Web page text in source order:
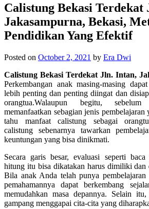
Calistung Bekasi Terdekat
Jakasampurna, Bekasi,
Pendidikan Yang Efektif
Posted on October 2, 2021 by Era Dwi
Calistung Bekasi Terdekat Jln. Intan,
Perkembangan anak masing-masing
lebih penting dan penting diingat dan
orangtua.Walaupun begitu,
memanfaatkan sebagian jenis pembelajaran
tahu manfaat calistung sebagai
calistung sebenarnya tawarkan
keuntungan yang bisa dinikmati.
Secara garis besar, evaluasi seperti
hitung itu bisa dikatakan harus dimiliki dan
Bila anak Anda telah punya
pemahamannya dapat berkembang
memudahkan masa depannya. Selain
gampang menggapai cita-cita yang